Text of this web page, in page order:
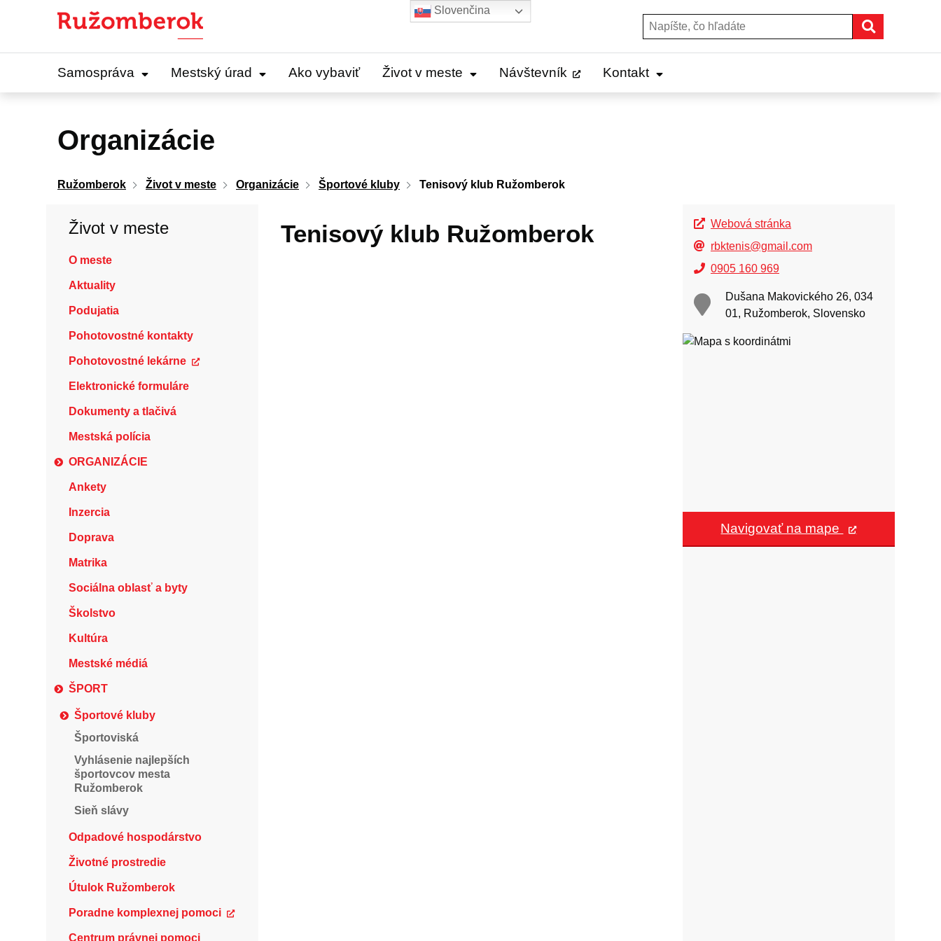
Hľadať:
Samospráva Mestský úrad Ako vybaviť Život v meste Návštevník Kontakt
Organizácie
Ružomberok Život v meste Organizácie Športové kluby Tenisový klub Ružomberok
Život v meste
O meste
Aktuality
Podujatia
Pohotovostné kontakty
Pohotovostné lekárne
Elektronické formuláre
Dokumenty a tlačivá
Mestská polícia
ORGANIZÁCIE
Ankety
Inzercia
Doprava
Matrika
Sociálna oblasť a byty
Školstvo
Kultúra
Mestské médiá
ŠPORT
Športové kluby
Športoviská
Vyhlásenie najlepších
športovcov mesta
Ružomberok
Sieň slávy
Odpadové hospodárstvo
Životné prostredie
Útulok Ružomberok
Poradne komplexnej pomoci
Centrum právnej pomoci
Tenisový klub Ružomberok
Webová stránka
rbktenis@gmail.com
0905 160 969
Dušana Makovického 26, 034
01, Ružomberok, Slovensko
Navigovať na mape
Slovenčina